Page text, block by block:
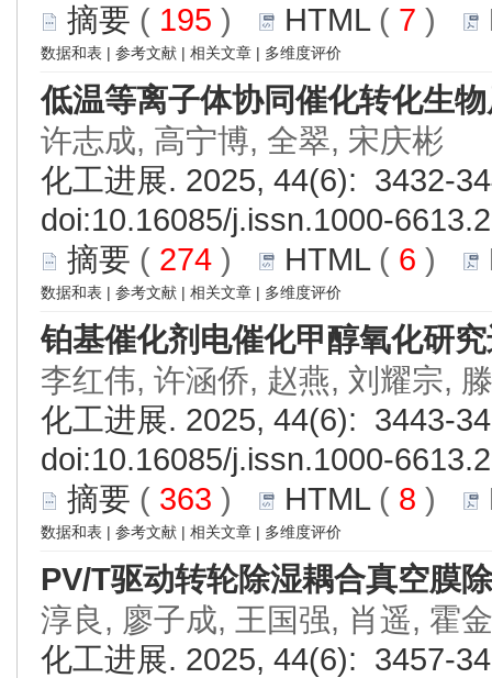
摘要 ( 195 ) HTML( 7 )
数据和表 | 参考文献 | 相关文章 | 多维度评价
低温等离子体协同催化转化生
许志成, 高宁博, 全翠, 宋庆彬
化工进展. 2025, 44(6): 3432-
doi:10.16085/j.issn.1000-
摘要 ( 274 ) HTML( 6 )
数据和表 | 参考文献 | 相关文章 | 多维度评价
铂基催化剂电催化甲醇氧化研
李红伟, 许涵侨, 赵燕, 刘耀宗,
化工进展. 2025, 44(6): 3443-
doi:10.16085/j.issn.1000-
摘要 ( 363 ) HTML( 8 )
数据和表 | 参考文献 | 相关文章 | 多维度评价
PV/T驱动转轮除湿耦合真空膜
淳良, 廖子成, 王国强, 肖遥, 霍
化工进展. 2025, 44(6): 3457-